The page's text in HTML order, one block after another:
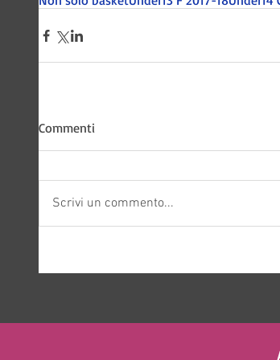
Commenti
Scrivi un commento...